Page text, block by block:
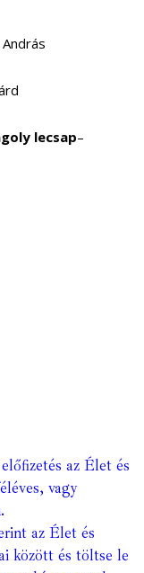
lecsap–
az Élet és
vagy
az Élet és
között és töltse le